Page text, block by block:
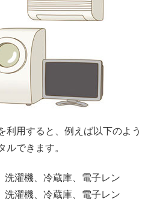
利用すると、例えば以下のよう
ルできます。
洗濯機、冷蔵庫、電子レン
洗濯機、冷蔵庫、電子レン